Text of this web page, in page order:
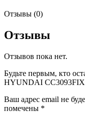
Отзывы (0)
Отзывы
Отзывов пока нет.
Будьте первым, кто
HYUNDAI
Ваш адрес email не
помечены *